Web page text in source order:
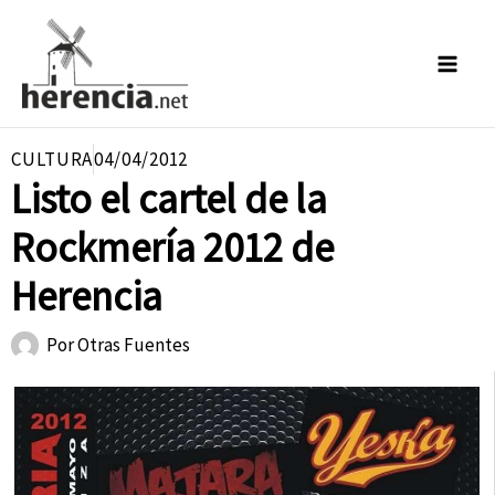
contenido
CULTURA04/04/2012
Listo el cartel de la
Rockmería 2012 de
Herencia
PorOtras Fuentes